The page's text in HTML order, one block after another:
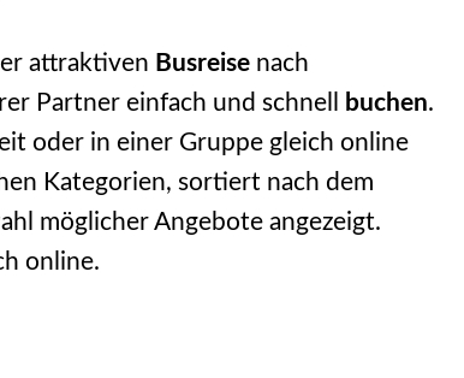
attraktiven Busreise nach
Partner einfach und schnell buchen.
oder in einer Gruppe gleich online
Kategorien, sortiert nach dem
möglicher Angebote angezeigt.
online.